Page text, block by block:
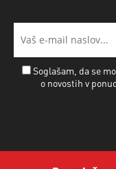
Soglašam, da se
o novostih v